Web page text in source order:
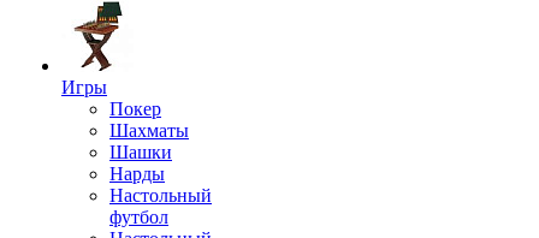
Игры
Покер
Шахматы
Шашки
Нарды
Настольный
футбол